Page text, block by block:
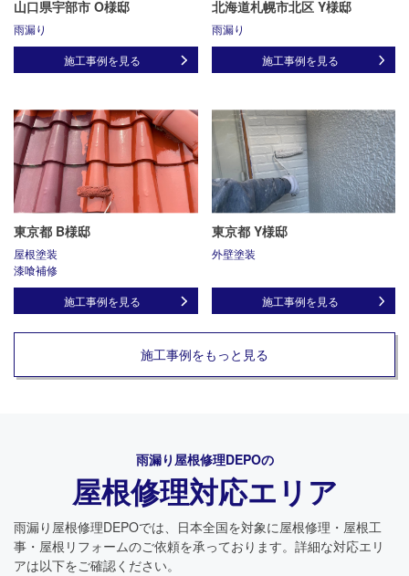
山口県宇部市 O様邸
雨漏り
施工事例を見る
北海道札幌市北区 Y様邸
雨漏り
施工事例を見る
東京都 B様邸
屋根塗装
漆喰補修
施工事例を見る
東京都 Y様邸
外壁塗装
施工事例を見る
施工事例をもっと見る
雨漏り屋根修理DEPOの
屋根修理対応エリア
雨漏り屋根修理DEPOでは、日本全国を対象に屋根修理・屋根工
事・屋根リフォームのご依頼を承っております。詳細な対応エリ
アは以下をご確認ください。